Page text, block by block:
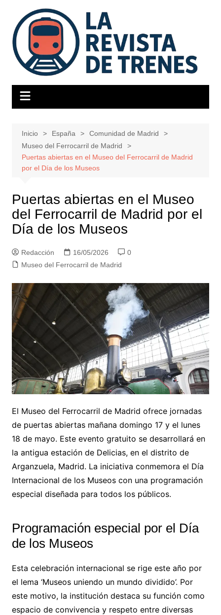
contenido
Inicio España
Comunidad de Madrid
Museo del Ferrocarril de Madrid
Puertas abiertas en el Museo del Ferrocarril de Madrid
por el Día de los Museos
Puertas abiertas en el Museo
del Ferrocarril de Madrid por el
Día de los Museos
Redacción 16/05/2026
0
Museo del Ferrocarril de Madrid
El Museo del Ferrocarril de Madrid ofrece jornadas
de puertas abiertas mañana domingo 17 y el lunes
18 de mayo. Este evento gratuito se desarrollará en
la antigua estación de Delicias, en el distrito de
Arganzuela, Madrid. La iniciativa conmemora el Día
Internacional de los Museos con una programación
especial diseñada para todos los públicos.
Programación especial por el Día
de los Museos
Esta celebración internacional se rige este año por
el lema ‘Museos uniendo un mundo dividido’. Por
este motivo, la institución destaca su función como
espacio de convivencia y respeto entre diversas